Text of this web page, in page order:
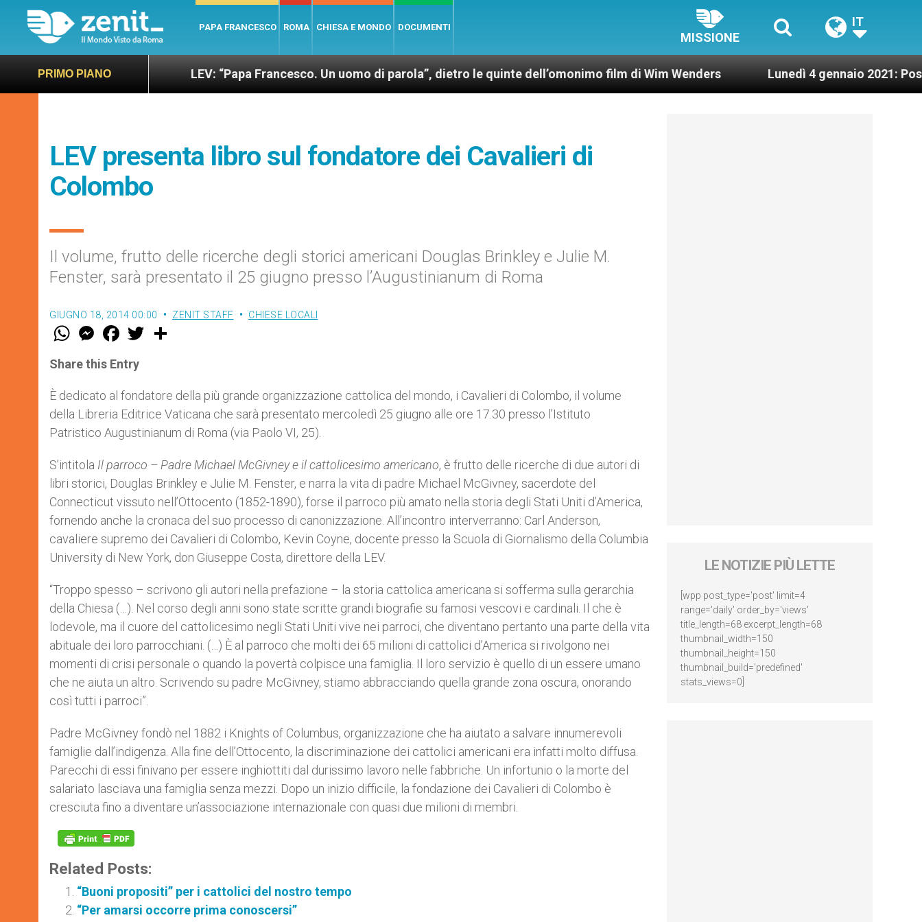
PAPA FRANCESCO ROMA CHIESA E MONDO DOCUMENTI
MISSIONE
IT
PRIMO PIANO
sano e giusto LEV: “Papa Francesco. Un uomo di parola”, dietro le quinte dell’omonimo film di Wim Wenders Lunedì 4 gennaio 2021: Possesso
LEV presenta libro sul fondatore dei Cavalieri di
Colombo
Il volume, frutto delle ricerche degli storici americani Douglas Brinkley e Julie M.
Fenster, sarà presentato il 25 giugno presso l’Augustinianum di Roma
GIUGNO 18, 2014 00:00 ZENIT STAFF CHIESE LOCALI
W
t
s
p
p
M
e
s
e
g
e
r
F
a
e
b
o
k
w
r
Share this Entry
È dedicato al fondatore della più grande organizzazione cattolica del mondo, i Cavalieri di Colombo, il volume
della Libreria Editrice Vaticana che sarà presentato mercoledì 25 giugno alle ore 17.30 presso l’Istituto
Patristico Augustinianum di Roma (via Paolo VI, 25).
S’intitola Il parroco – Padre Michael McGivney e il cattolicesimo americano, è frutto delle ricerche di due autori di
libri storici, Douglas Brinkley e Julie M. Fenster, e narra la vita di padre Michael McGivney, sacerdote del
Connecticut vissuto nell’Ottocento (1852-1890), forse il parroco più amato nella storia degli Stati Uniti d’America,
fornendo anche la cronaca del suo processo di canonizzazione. All’incontro interverranno: Carl Anderson,
cavaliere supremo dei Cavalieri di Colombo, Kevin Coyne, docente presso la Scuola di Giornalismo della Columbia
University di New York, don Giuseppe Costa, direttore della LEV.
“Troppo spesso – scrivono gli autori nella prefazione – la storia cattolica americana si sofferma sulla gerarchia
della Chiesa (…). Nel corso degli anni sono state scritte grandi biografie su famosi vescovi e cardinali. Il che è
lodevole, ma il cuore del cattolicesimo negli Stati Uniti vive nei parroci, che diventano pertanto una parte della vita
abituale dei loro parrocchiani. (…) È al parroco che molti dei 65 milioni di cattolici d’America si rivolgono nei
momenti di crisi personale o quando la povertà colpisce una famiglia. Il loro servizio è quello di un essere umano
che ne aiuta un altro. Scrivendo su padre McGivney, stiamo abbracciando quella grande zona oscura, onorando
così tutti i parroci”.
Padre McGivney fondò nel 1882 i Knights of Columbus, organizzazione che ha aiutato a salvare innumerevoli
famiglie dall’indigenza. Alla fine dell’Ottocento, la discriminazione dei cattolici americani era infatti molto diffusa.
Parecchi di essi finivano per essere inghiottiti dal durissimo lavoro nelle fabbriche. Un infortunio o la morte del
salariato lasciava una famiglia senza mezzi. Dopo un inizio difficile, la fondazione dei Cavalieri di Colombo è
cresciuta fino a diventare un’associazione internazionale con quasi due milioni di membri.
Related Posts:
“Buoni propositi” per i cattolici del nostro tempo
“Per amarsi occorre prima conoscersi”
LE NOTIZIE PIÙ LETTE
[wpp post_type='post' limit=4
range='daily' order_by='views'
title_length=68 excerpt_length=68
thumbnail_width=150
thumbnail_height=150
thumbnail_build='predefined'
stats_views=0]